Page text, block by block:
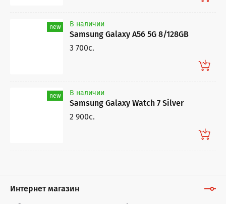
new В наличии
Samsung Galaxy A56 5G 8/128GB
3 700c.
new В наличии
Samsung Galaxy Watch 7 Silver
2 900c.
Интернет магазин